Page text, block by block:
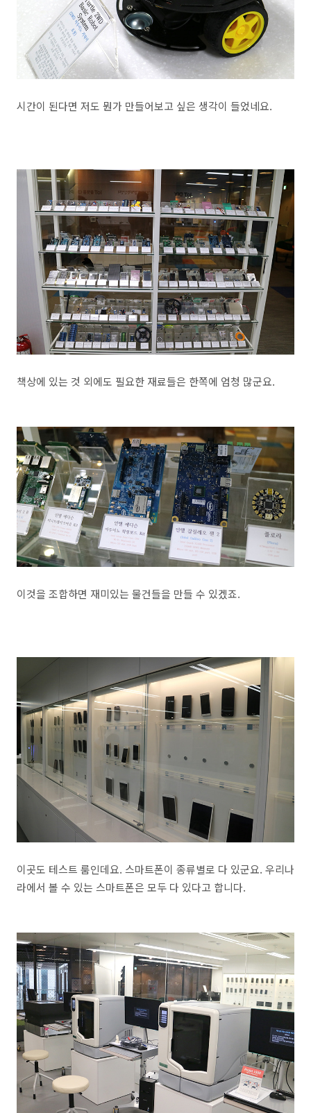
시간이 된다면 저도 뭔가 만들어보고 싶은 생각이 들었네요.
책상에 있는 것 외에도 필요한 재료들은 한쪽에 엄청 많군요.
이것을 조합하면 재미있는 물건들을 만들 수 있겠죠.
이곳도 테스트 룸인데요. 스마트폰이 종류별로 다 있군요. 우리나
라에서 볼 수 있는 스마트폰은 모두 다 있다고 합니다.